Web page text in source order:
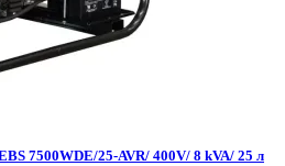
7500WDE/25-AVR/ 400V/ 8 kVA/ 25 л